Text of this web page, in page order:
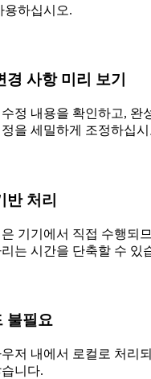
용하십시오.
사항 미리 보기
정 내용을 확인하고, 완
을 세밀하게 조정하십시
반 처리
기기에서 직접 수행되
는 시간을 단축할 수 있
불필요
저 내에서 로컬로 처리되
니다.